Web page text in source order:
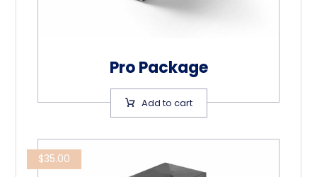
Pro Package
Add to cart
$35.00